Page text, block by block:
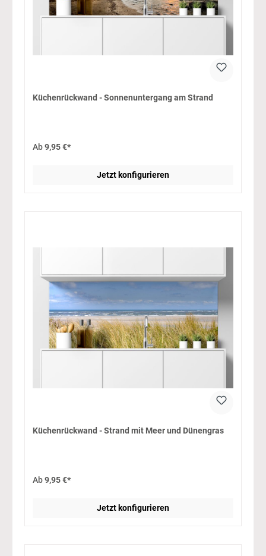
Küchenrückwand - Sonnenuntergang am Strand
Ab9,95 €*
Jetzt konfigurieren
Küchenrückwand - Strand mit Meer und Dünengras
Ab9,95 €*
Jetzt konfigurieren